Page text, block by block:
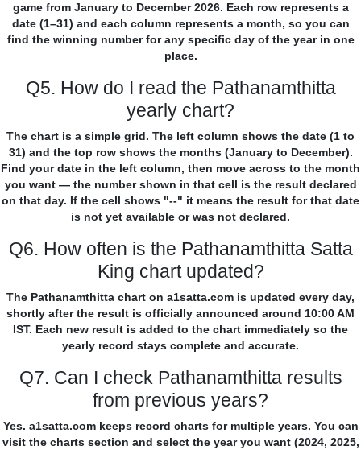
game from January to December 2026. Each row represents a
date (1–31) and each column represents a month, so you can
find the winning number for any specific day of the year in one
place.
Q5. How do I read the Pathanamthitta
yearly chart?
The chart is a simple grid. The left column shows the date (1 to
31) and the top row shows the months (January to December).
Find your date in the left column, then move across to the month
you want — the number shown in that cell is the result declared
on that day. If the cell shows "--" it means the result for that date
is not yet available or was not declared.
Q6. How often is the Pathanamthitta Satta
King chart updated?
The Pathanamthitta chart on a1satta.com is updated every day,
shortly after the result is officially announced around 10:00 AM
IST. Each new result is added to the chart immediately so the
yearly record stays complete and accurate.
Q7. Can I check Pathanamthitta results
from previous years?
Yes. a1satta.com keeps record charts for multiple years. You can
visit the charts section and select the year you want (2024, 2025,